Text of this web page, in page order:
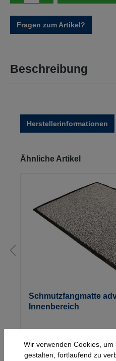
Fragen zum Artikel?
Beschreibung
Herstellerinformationen
Produktgalerie überspringen
Ähnliche Artikel
Schmutzfangmatte
Innenbereich
Wir verwenden Cookies,
gestalten, fortlaufend zu